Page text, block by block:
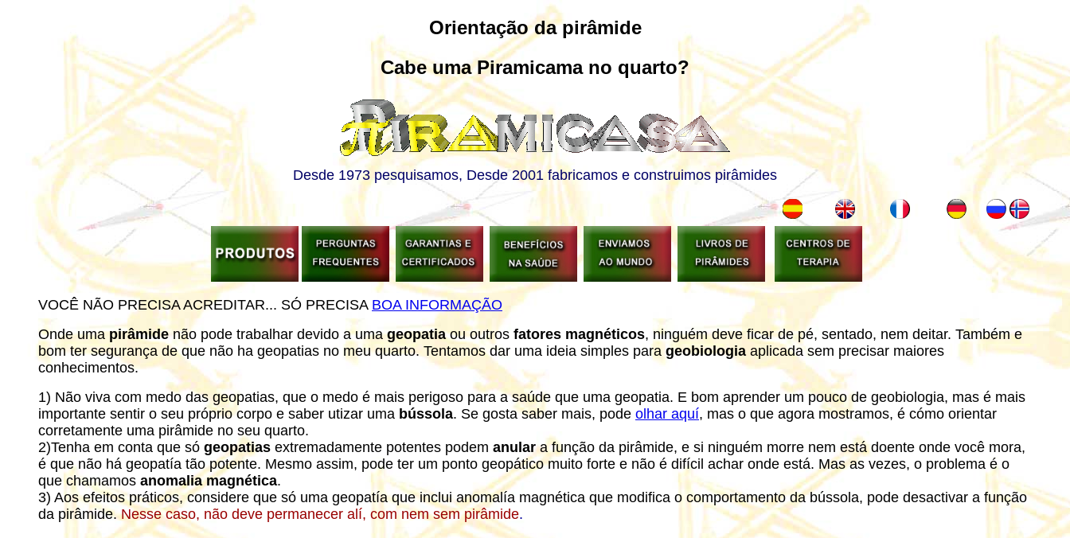
Orientação da pirâmide
Cabe uma Piramicama no quarto?
Desde 1973 pesquisamos, Desde 2001 fabricamos e construimos pirâmides
VOCÊ NÃO PRECISA ACREDITAR... SÓ PRECISA BOA INFORMAÇÃO
Onde umapirâmidenão pode trabalhar devido a umageopatiaou outros fatores magnéticos, ninguém deve ficar de pé, sentado, nem deitar. Também e
bom ter segurança de que não ha geopatias no meu quarto. Tentamos dar uma ideia simples para geobiologia aplicada sem precisar maiores
conhecimentos.
1) Não viva com medo das geopatias, que o medo é mais perigoso para a saúde que uma geopatia. E bom aprender um pouco de geobiologia, mas é mais
importante sentir o seu próprio corpo e saber utizar uma bússola. Se gosta saber mais, pode olhar aquí, mas o que agora mostramos, é cómo orientar
corretamente uma pirâmide no seu quarto.
2)Tenha em conta que só geopatias extremadamente potentes podem anulara função da pirâmide, e si ninguém morre nem está doente onde você mora,
é que não há geopatía tão potente. Mesmo assim, pode ter um ponto geopático muito forte e não é difícil achar onde está. Mas as vezes, o problema é o
que chamamos anomalia magnética.
3) Aos efeitos práticos, considere que só uma geopatía que inclui anomalía magnética que modifica o comportamento da bússola, pode desactivar a função
da pirâmide. Nesse caso, não deve permanecer alí, com nem sem pirâmide.